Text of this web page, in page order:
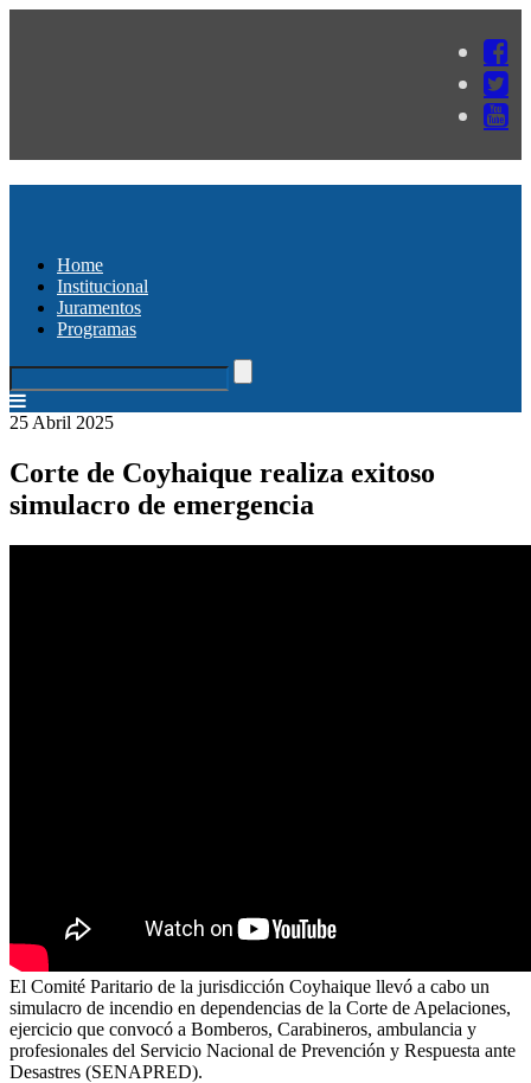
Home
Institucional
Juramentos
Programas
25 Abril 2025
Corte de Coyhaique realiza exitoso
simulacro de emergencia
El Comité Paritario de la jurisdicción Coyhaique llevó a cabo un
simulacro de incendio en dependencias de la Corte de Apelaciones,
ejercicio que convocó a Bomberos, Carabineros, ambulancia y
profesionales del Servicio Nacional de Prevención y Respuesta ante
Desastres (SENAPRED).